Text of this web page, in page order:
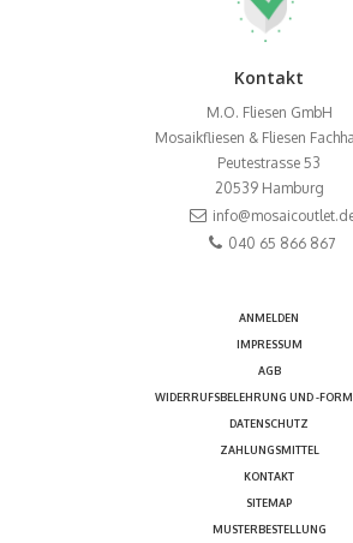
Kontakt
M.O. Fliesen GmbH
Mosaikfliesen & Fliesen
Peutestrasse 53
20539 Hamburg
040 65 866 867
ANMELDEN
IMPRESSUM
AGB
WIDERRUFSBELEHRUNG UND -
DATENSCHUTZ
ZAHLUNGSMITTEL
KONTAKT
SITEMAP
MUSTERBESTELLUNG